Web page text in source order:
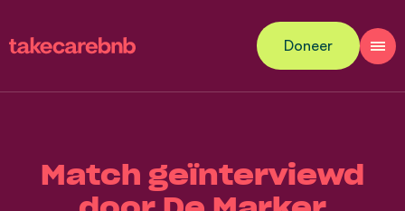
Doneer
Match geïnterviewd